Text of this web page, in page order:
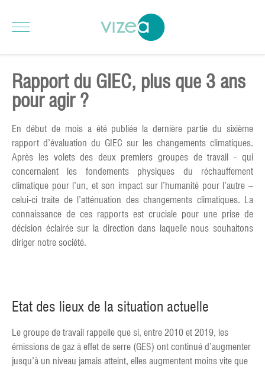
Rapport du GIEC, plus que 3 ans
pour agir ?
En début de mois a été publiée la dernière partie du sixième
rapport d’évaluation du GIEC sur les changements climatiques.
Après les volets des deux premiers groupes de travail - qui
concernaient les fondements physiques du réchauffement
climatique pour l’un, et son impact sur l’humanité pour l’autre –
celui-ci traite de l’atténuation des changements climatiques. La
connaissance de ces rapports est cruciale pour une prise de
décision éclairée sur la direction dans laquelle nous souhaitons
diriger notre société.
Etat des lieux de la situation actuelle
Le groupe de travail rappelle que si, entre 2010 et 2019, les
émissions de gaz à effet de serre (GES) ont continué d’augmenter
jusqu’à un niveau jamais atteint, elles augmentent moins vite que